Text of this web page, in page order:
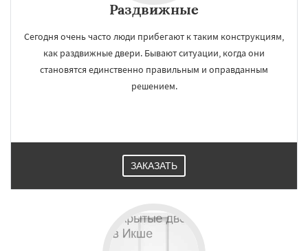
Раздвижные
Сегодня очень часто люди прибегают к таким конструкциям,
как раздвижные двери. Бывают ситуации, когда они
становятся единственно правильным и оправданным
решением.
ЗАКАЗАТЬ